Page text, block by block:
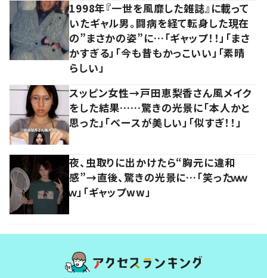
1998年『一世を風靡した雑誌』に載って
いたギャル男。闘病を経て転身した現在
の”まさかの姿”に…「ギャップ！！」「まさ
かすぎる」「今も昔もかっこいい」「素晴
らしい」
スッピン女性→戸田恵梨香さん風メイク
をした結果……驚きの光景に「本人かと
思った」「ベースが美しい」「似すぎ！！」
夜、虫取りに出かけたら“胸元に違和
感”→直後、驚きの光景に…「笑ったｗｗ
ｗ」「ギャップww」